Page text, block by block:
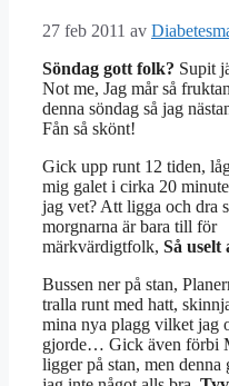
27 feb 2011 av
Söndag gott folk? Supit
Not me, Jag mår så
denna söndag så jag
Fån så skönt!
Gick upp runt 12 tiden,
mig galet i cirka 20
jag vet? Att ligga och dra
morgnarna är bara till för
märkvärdigtfolk, Så uselt
Bussen ner på stan,
tralla runt med hatt,
mina nya plagg vilket jag
gjorde… Gick även förbi
ligger på stan, men denna